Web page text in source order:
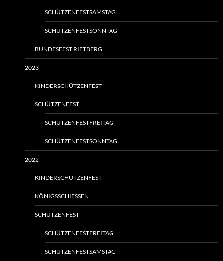
SCHÜTZENFESTSAMSTAG
SCHÜTZENFESTSONNTAG
BUNDESFEST RIETBERG
2023
KINDERSCHÜTZENFEST
SCHÜTZENFEST
SCHÜTZENFESTFREITAG
SCHÜTZENFESTSONNTAG
2022
KINDERSCHÜTZENFEST
KÖNIGSSCHIESSEN
SCHÜTZENFEST
SCHÜTZENFESTFREITAG
SCHÜTZENFESTSAMSTAG